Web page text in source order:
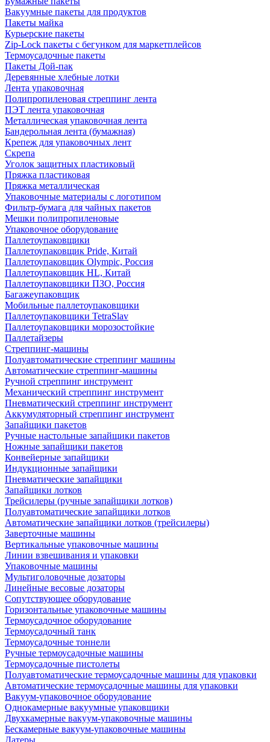
Вакуумные пакеты для продуктов
Пакеты майка
Курьерские пакеты
Zip-Lock пакеты с бегунком для маркетплейсов
Термоусадочные пакеты
Пакеты Дой-пак
Деревянные хлебные лотки
Лента упаковочная
Полипропиленовая стреппинг лента
ПЭТ лента упаковочная
Металлическая упаковочная лента
Бандерольная лента (бумажная)
Крепеж для упаковочных лент
Скрепа
Уголок защитных пластиковый
Пряжка пластиковая
Пряжка металлическая
Упаковочные материалы с логотипом
Фильтр-бумага для чайных пакетов
Мешки полипропиленовые
Упаковочное оборудование
Паллетоупаковщики
Паллетоупаковщик Pride, Китай
Паллетоупаковщик Olympic, Россия
Паллетоупаковщик HL, Китай
Паллетоупаковщики ПЗО, Россия
Багажеупаковщик
Мобильные паллетоупаковщики
Паллетоупаковщики TetraSlav
Паллетоупаковщики морозостойкие
Паллетайзеры
Стреппинг-машины
Полуавтоматические стреппинг машины
Автоматические стреппинг-машины
Ручной стреппинг инструмент
Механический стреппинг инструмент
Пневматический стреппинг инструмент
Аккумуляторный стреппинг инструмент
Запайщики пакетов
Ручные настольные запайщики пакетов
Ножные запайщики пакетов
Конвейерные запайщики
Индукционные запайщики
Пневматические запайщики
Запайщики лотков
Трейсилеры (ручные запайщики лотков)
Полуавтоматические запайщики лотков
Автоматические запайщики лотков (трейсилеры)
Заверточные машины
Вертикальные упаковочные машины
Линии взвешивания и упаковки
Упаковочные машины
Мультиголовочные дозаторы
Линейные весовые дозаторы
Сопутствующее оборудование
Горизонтальные упаковочные машины
Термоусадочное оборудование
Термоусадочный танк
Термоусадочные тоннели
Ручные термоусадочные машины
Термоусадочные пистолеты
Полуавтоматические термоусадочные машины для упаковки
Автоматические термоусадочные машины для упаковки
Вакуум-упаковочное оборудование
Однокамерные вакуумные упаковщики
Двухкамерные вакуум-упаковочные машины
Бескамерные вакуум-упаковочные машины
Датеры